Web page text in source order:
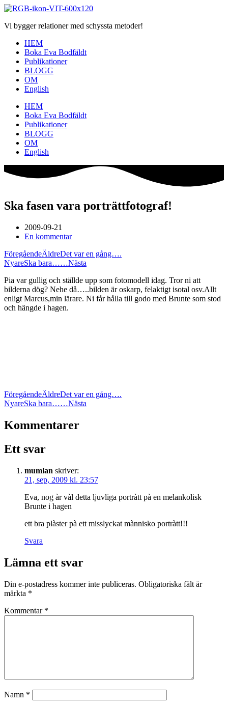
Hoppa
innehåll
Vi bygger relationer med schyssta metoder!
HEM
Boka Eva Bodfäldt
Publikationer
BLOGG
OM
English
HEM
Boka Eva Bodfäldt
Publikationer
BLOGG
OM
English
Ska fasen vara porträttfotograf!
2009-09-21
En kommentar
FöregåendeÄldreDet var en gång….
NyareSka bara……Nästa
Pia var gullig och ställde upp som fotomodell idag. Tror ni att
bilderna dög? Nehe då…..bilden är oskarp, felaktigt isotal osv.Allt
enligt Marcus,min lärare. Ni får hålla till godo med Brunte som stod
och hängde i hagen.
FöregåendeÄldreDet var en gång….
NyareSka bara……Nästa
Kommentarer
Ett svar
mumlan skriver:
21, sep, 2009 kl. 23:57
Eva, nog àr vàl detta ljuvliga portràtt pà en melankolisk
Brunte i hagen
ett bra plàster pà ett misslyckat mànnisko portràtt!!!
Svara
Lämna ett svar
Din e-postadress kommer inte publiceras. Obligatoriska fält är
märkta *
Kommentar *
Namn *